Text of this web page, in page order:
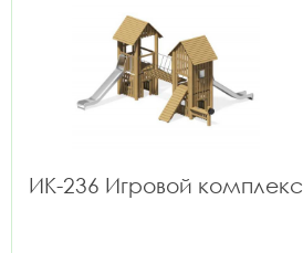
ИК-236 Игровой комплекс